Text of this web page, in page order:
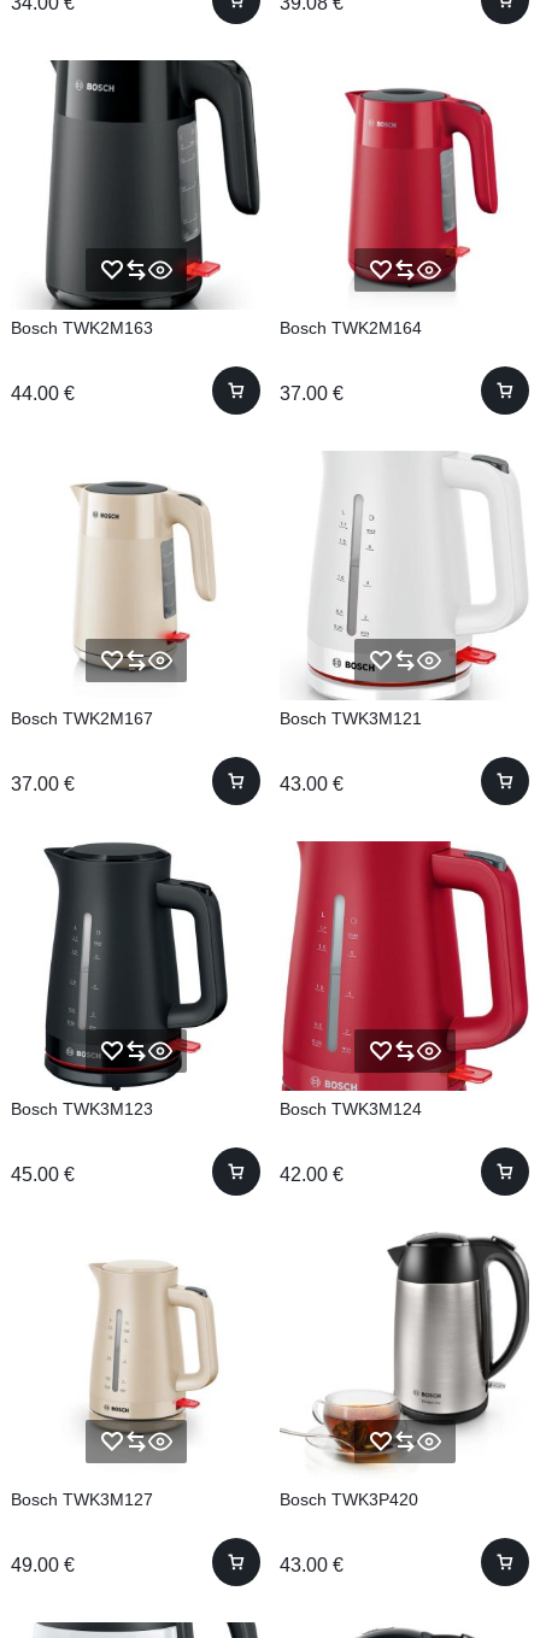
Bosch TWK2M163
44.00 €
Bosch TWK2M164
37.00 €
Bosch TWK2M167
37.00 €
Bosch TWK3M121
43.00 €
Bosch TWK3M123
45.00 €
Bosch TWK3M124
42.00 €
Bosch TWK3M127
49.00 €
Bosch TWK3P420
43.00 €